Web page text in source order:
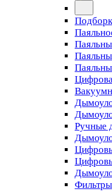
Ручные